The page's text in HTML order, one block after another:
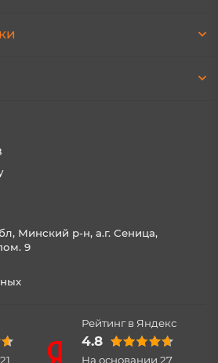
Минский р-н, а.г. Сеница,
9
21
Рейтинг в Яндекс
4.8
На основании 27